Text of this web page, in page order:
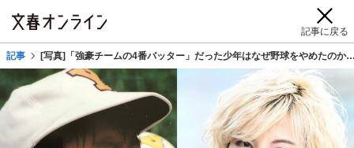
記事に戻る
記事 [写真]「強豪チームの4番バッター」だった少年はなぜ野球をやめたの